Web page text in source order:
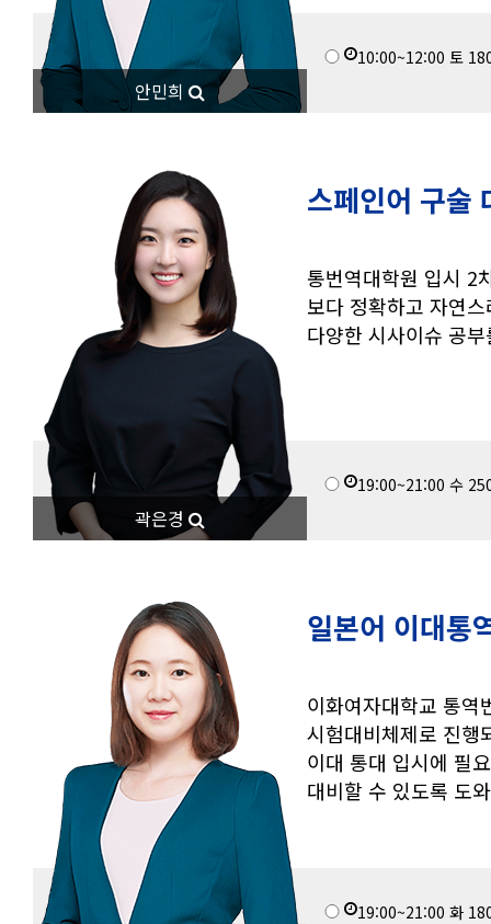
10:00~12:00 토
안민희
스페인어 구술
통번역대학원 입시 2
보다 정확하고 자연
다양한 시사이슈 공
19:00~21:00 수
곽은경
일본어 이대통
이화여자대학교 통역
시험대비체제로 진행
이대 통대 입시에 필
대비할 수 있도록 도
19:00~21:00 화